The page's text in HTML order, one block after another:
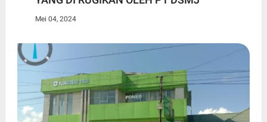
Mei 04, 2024